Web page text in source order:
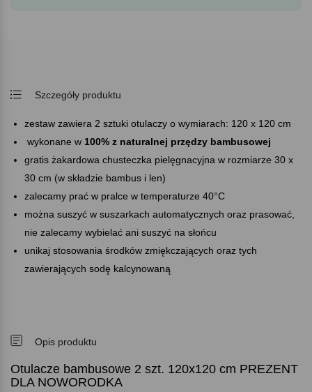
Szczegóły produktu
zestaw zawiera 2 sztuki otulaczy o wymiarach: 120 x 120 cm
wykonane w 100% z naturalnej przędzy bambusowej
gratis żakardowa chusteczka pielęgnacyjna w rozmiarze 30 x
30 cm (w składzie bambus i len)
zalecamy prać w pralce w temperaturze 40°C
można suszyć w suszarkach automatycznych oraz prasować,
nie zalecamy wybielać ani suszyć na słońcu
unikaj stosowania środków zmiękczających oraz tych
zawierających sodę kalcynowaną
Opis produktu
Otulacze bambusowe 2 szt. 120x120 cm PREZENT
DLA NOWORODKA